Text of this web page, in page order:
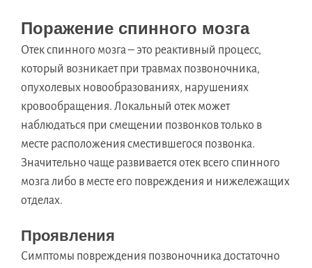
Поражение спинного мозга
Отек спинного мозга – это реактивный процесс,
который возникает при травмах позвоночника,
опухолевых новообразованиях, нарушениях
кровообращения. Локальный отек может
наблюдаться при смещении позвонков только в
месте расположения сместившегося позвонка.
Значительно чаще развивается отек всего спинного
мозга либо в месте его повреждения и нижележащих
отделах.
Проявления
Симптомы повреждения позвоночника достаточно